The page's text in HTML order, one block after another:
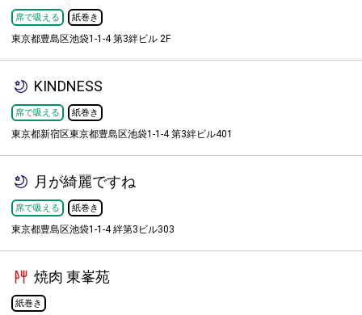
席で吸える 紙巻き
東京都豊島区池袋1-1-4 第3絆ビル 2F
KINDNESS
席で吸える 紙巻き
東京都新宿区東京都豊島区池袋1-1-4 第3絆ビル401
月が綺麗ですね
席で吸える 紙巻き
東京都豊島区池袋1-1-4 絆第3ビル303
焼肉 東峯苑
紙巻き